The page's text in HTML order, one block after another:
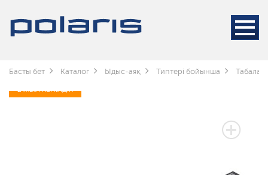
Басты бет Каталог Ыдыс-аяқ Типтері бойынша Табалар
2 ЖЫЛ КЕПІЛДІК